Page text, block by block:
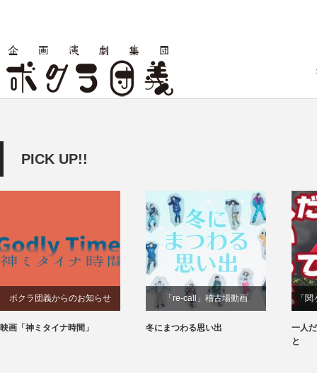
PICK UP!!
ボクラ団義からのお知らせ
映画「神ミタイナ時間」
「re-call」稽古場動画
冬にまつわる思い出
「
一人
と